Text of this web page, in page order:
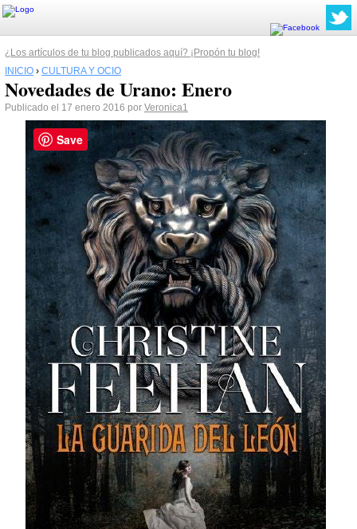
¿Los artículos de tu blog publicados aquí? ¡Propón tu blog!
INICIO › CULTURA Y OCIO
Novedades de Urano: Enero
Publicado el 17 enero 2016 por Veronica1
Save